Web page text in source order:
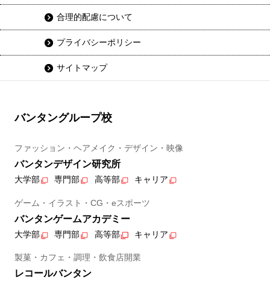
合理的配慮について
プライバシーポリシー
サイトマップ
バンタングループ校
ファッション・ヘアメイク・デザイン・映像
バンタンデザイン研究所
大学部 専門部 高等部 キャリア
ゲーム・イラスト・CG・eスポーツ
バンタンゲームアカデミー
大学部 専門部 高等部 キャリア
製菓・カフェ・調理・飲食店開業
レコールバンタン